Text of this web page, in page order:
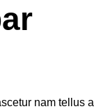
nam tellus a